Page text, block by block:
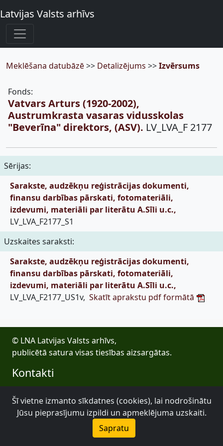
Latvijas Valsts arhīvs
Meklēšana datubāzē>> Detalizējums >>Izvērsums
Fonds:
Vatvars Arturs (1920-2002),
Austrumkrasta vasaras vidusskolas
"Beverīna" direktors, (ASV). LV_LVA_F 2177
Sērijas:
Sarakste, audzēkņu reģistrācijas dokumenti,
finansu darbības pārskati, fotomateriāli,
izdevumi, materiāli par literātu A.Sīli u.c.,
LV_LVA_F2177_S1
Uzskaites saraksti:
Sarakste, audzēkņu reģistrācijas dokumenti,
finansu darbības pārskati, fotomateriāli,
izdevumi, materiāli par literātu A.Sīli u.c.,
LV_LVA_F2177_US1v, Skatīt aprakstu pdf formātā
© LNA Latvijas Valsts arhīvs,
publicētā satura visas tiesības aizsargātas.
Kontakti
E-pasts: lva@arhivi.gov.lv
Tālrunis: +371 20027447
Bezdelīgu 1A, Rīga
Šī vietne izmanto sīkdatnes (cookies), lai nodrošinātu
Jūsu pieprasījumu izpildi un apmeklējuma uzskaiti.
Sapratu